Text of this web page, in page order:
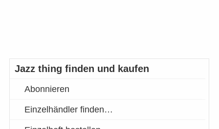
Jazz thing finden und kaufen
Abonnieren
Einzelhändler finden…